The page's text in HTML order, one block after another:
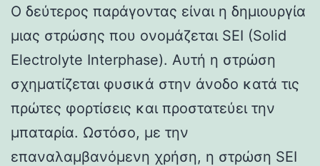
Ο δεύτερος παράγοντας είναι η δημιουργία
μιας στρώσης που ονομάζεται SEI (Solid
Electrolyte Interphase). Αυτή η στρώση
σχηματίζεται φυσικά στην άνοδο κατά τις
πρώτες φορτίσεις και προστατεύει την
μπαταρία. Ωστόσο, με την
επαναλαμβανόμενη χρήση, η στρώση SEI